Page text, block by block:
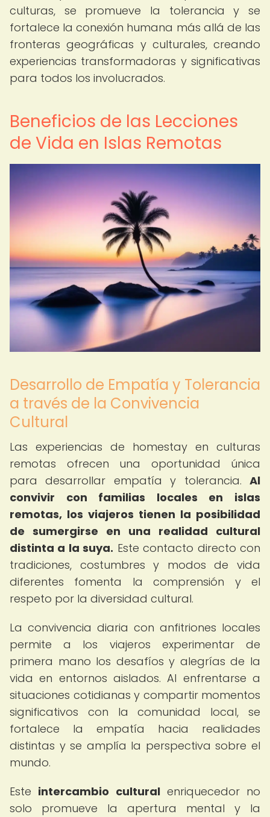
culturas, se promueve la tolerancia y se
fortalece la conexión humana más allá de las
fronteras geográficas y culturales, creando
experiencias transformadoras y significativas
para todos los involucrados.
Beneficios de las Lecciones
de Vida en Islas Remotas
Desarrollo de Empatía y Tolerancia
a través de la Convivencia
Cultural
Las experiencias de homestay en culturas
remotas ofrecen una oportunidad única
para desarrollar empatía y tolerancia. Al
convivir con familias locales en islas
remotas, los viajeros tienen la posibilidad
de sumergirse en una realidad cultural
distinta a la suya. Este contacto directo con
tradiciones, costumbres y modos de vida
diferentes fomenta la comprensión y el
respeto por la diversidad cultural.
La convivencia diaria con anfitriones locales
permite a los viajeros experimentar de
primera mano los desafíos y alegrías de la
vida en entornos aislados. Al enfrentarse a
situaciones cotidianas y compartir momentos
significativos con la comunidad local, se
fortalece la empatía hacia realidades
distintas y se amplía la perspectiva sobre el
mundo.
Este intercambio culturalenriquecedor no
solo promueve la apertura mental y la